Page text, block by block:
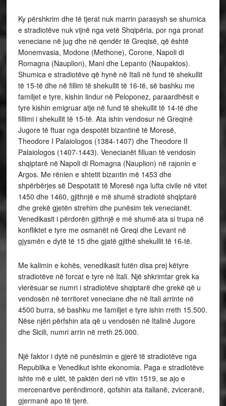
Ky përshkrim dhe të tjerat nuk marrin parasysh se shumica
e stradiotëve nuk vijnë nga vetë Shqipëria, por nga pronat
veneciane në jug dhe në qendër të Greqisë, që është
Monemvasia, Modone (Methone), Corone, Napoli di
Romagna (Nauplion), Mani dhe Lepanto (Naupaktos).
Shumica e stradiotëve që hynë në Itali në fund të shekullit
të 15-të dhe në fillim të shekullit të 16-të, së bashku me
familjet e tyre, kishin lindur në Peloponez, paraardhësit e
tyre kishin emigruar atje në fund të shekullit të 14-të dhe
fillimi i shekullit të 15-të. Ata ishin vendosur në Greqinë
Jugore të ftuar nga despotët bizantinë të Moresë,
Theodore I Palaiologos (1384-1407) dhe Theodore II
Palaiologos (1407-1443). Venecianët filluan të vendosin
shqiptarë në Napoli di Romagna (Nauplion) në rajonin e
Argos. Me rënien e shtetit bizantin më 1453 dhe
shpërbërjes së Despotatit të Moresë nga lufta civile në vitet
1450 dhe 1460, gjithnjë e më shumë stradiotë shqiptarë
dhe grekë gjetën strehim dhe punësim tek venecianët.
Venedikasit i përdorën gjithnjë e më shumë ata si trupa në
konfliktet e tyre me osmanët në Greqi dhe Levant në
gjysmën e dytë të 15 dhe gjatë gjithë shekullit të 16-të.
Me kalimin e kohës, venedikasit futën disa prej këtyre
stradiotëve në forcat e tyre në Itali. Një shkrimtar grek ka
vlerësuar se numri i stradiotëve shqiptarë dhe grekë që u
vendosën në territoret veneciane dhe në Itali arrinte në
4500 burra, së bashku me familjet e tyre ishin rreth 15.500.
Nëse njëri përfshin ata që u vendosën në Italinë Jugore
dhe Sicili, numri arrin në rreth 25.000.
Një faktor i dytë në punësimin e gjerë të stradiotëve nga
Republika e Venedikut ishte ekonomia. Paga e stradiotëve
ishte më e ulët, të paktën deri në vitin 1519, se ajo e
mercenarëve perëndimorë, qofshin ata italianë, zviceranë,
gjermanë apo të tjerë.